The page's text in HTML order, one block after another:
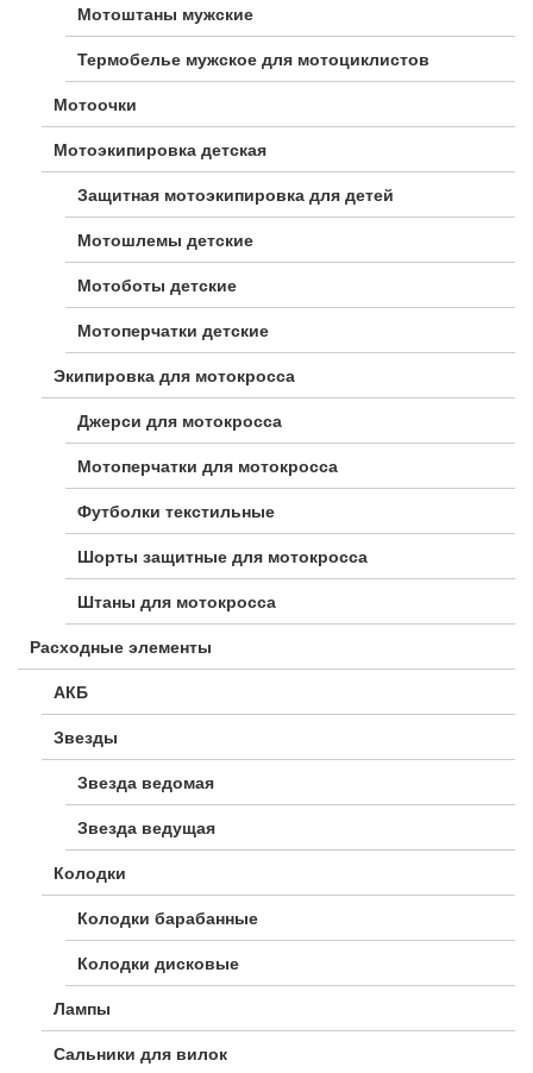
Мотоштаны мужские
Термобелье мужское для мотоциклистов
Мотоочки
Мотоэкипировка детская
Защитная мотоэкипировка для детей
Мотошлемы детские
Мотоботы детские
Мотоперчатки детские
Экипировка для мотокросса
Джерси для мотокросса
Мотоперчатки для мотокросса
Футболки текстильные
Шорты защитные для мотокросса
Штаны для мотокросса
Расходные элементы
АКБ
Звезды
Звезда ведомая
Звезда ведущая
Колодки
Колодки барабанные
Колодки дисковые
Лампы
Сальники для вилок